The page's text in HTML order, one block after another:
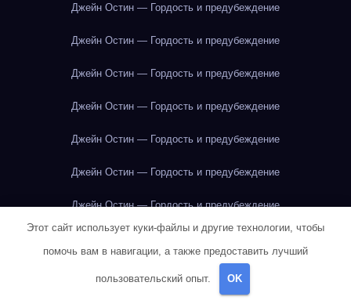
Джейн Остин — Гордость и предубеждение
Джейн Остин — Гордость и предубеждение
Джейн Остин — Гордость и предубеждение
Джейн Остин — Гордость и предубеждение
Джейн Остин — Гордость и предубеждение
Джейн Остин — Гордость и предубеждение
Джейн Остин — Гордость и предубеждение
Этот сайт использует куки-файлы и другие технологии, чтобы
помочь вам в навигации, а также предоставить лучший
пользовательский опыт. OK